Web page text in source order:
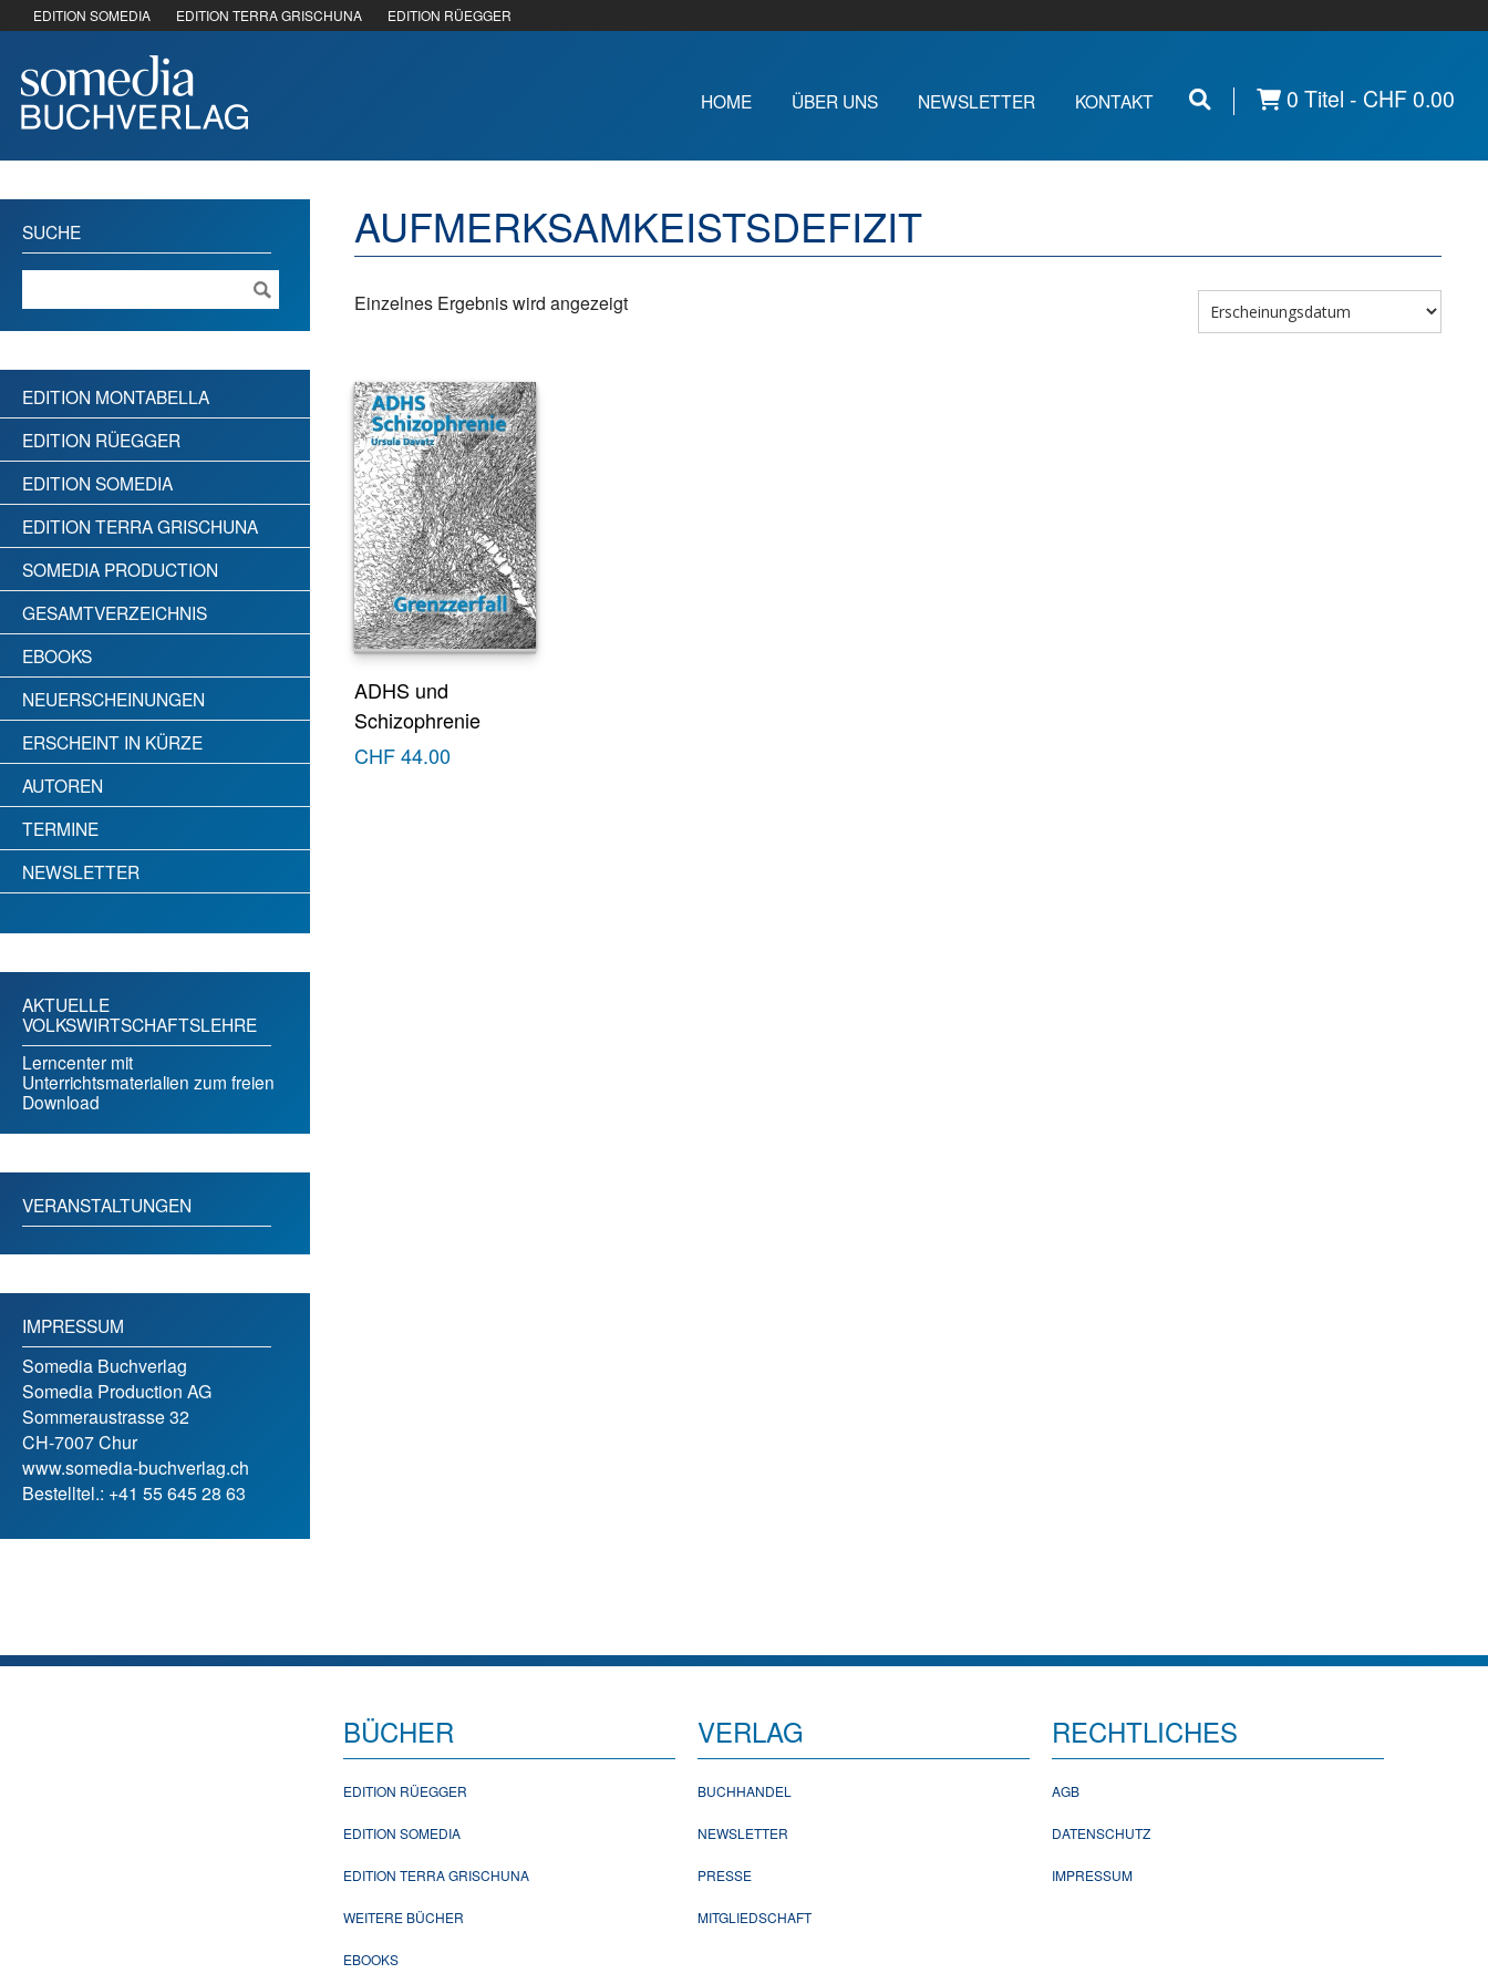
EDITION SOMEDIA EDITION TERRA GRISCHUNA EDITION RÜEGGER
HOME ÜBER UNS NEWSLETTER KONTAKT 0 Titel - CHF0.00
AUFMERKSAMKEISTSDEFIZIT
Einzelnes Ergebnis wird angezeigt
ADHS und
Schizophrenie
CHF44.00
SUCHE
EDITION MONTABELLA
EDITION RÜEGGER
EDITION SOMEDIA
EDITION TERRA GRISCHUNA
SOMEDIA PRODUCTION
GESAMTVERZEICHNIS
EBOOKS
NEUERSCHEINUNGEN
ERSCHEINT IN KÜRZE
AUTOREN
TERMINE
NEWSLETTER
AKTUELLE
VOLKSWIRTSCHAFTSLEHRE
Lerncenter mit
Unterrichtsmaterialien zum freien
Download
VERANSTALTUNGEN
IMPRESSUM
Somedia Buchverlag
Somedia Production AG
Sommeraustrasse 32
CH-7007 Chur
www.somedia-buchverlag.ch
Bestelltel.: +41 55 645 28 63
BÜCHER
EDITION RÜEGGER
EDITION SOMEDIA
EDITION TERRA GRISCHUNA
WEITERE BÜCHER
EBOOKS
VERLAG
BUCHHANDEL
NEWSLETTER
PRESSE
MITGLIEDSCHAFT
RECHTLICHES
AGB
DATENSCHUTZ
IMPRESSUM